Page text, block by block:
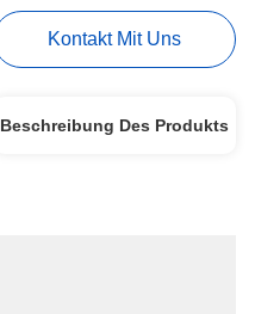
Kontakt Mit Uns
Beschreibung Des Produkts